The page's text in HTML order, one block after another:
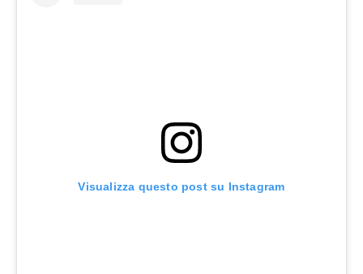
Visualizza questo post su Instagram